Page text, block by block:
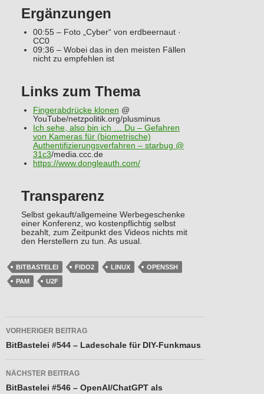
Ergänzungen
00:55 – Foto „Cyber“ von erdbeernaut ·
CC0
09:36 – Wobei das in den meisten Fällen
nicht zu empfehlen ist
Links zum Thema
Fingerabdrücke klonen @
YouTube/netzpolitik.org/plusminus
Ich sehe, also bin ich … Du – Gefahren
von Kameras für (biometrische)
Authentifizierungsverfahren – starbug @
31c3/media.ccc.de
https://www.dongleauth.com/
Transparenz
Selbst gekauft/allgemeine Werbegeschenke
einer Konferenz, wo kostenpflichtig selbst
bezahlt, zum Zeitpunkt des Videos nichts mit
den Herstellern zu tun. As usual.
BITBASTELEI FIDO2 LINUX
OPENSSH
PAM
U2F
Beitragsnavigation
VORHERIGER BEITRAG
BitBastelei #544 – Ladeschale für DIY-Funkmaus
NÄCHSTER BEITRAG
BitBastelei #546 – OpenAI/ChatGPT als